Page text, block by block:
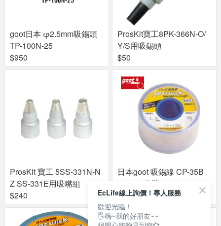
goot日本 φ2.5mm吸錫頭
TP-100N-25
$950
ProsKit寶工8PK-366N-O/
Y/S用吸錫頭
$50
ProsKit 寶工 5SS-331N-N
Z SS-331E用吸嘴組
$240
日本goot 吸錫線 CP-35B
3.5mm(卷裝)
$900
EcLife線上詢價！專人服務
歡迎光臨！
🖐嗨~我的好朋友~~